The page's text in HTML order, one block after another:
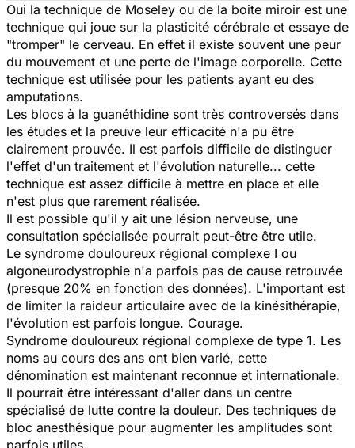
Oui la technique de Moseley ou de la boite miroir est une
technique qui joue sur la plasticité cérébrale et essaye de
"tromper" le cerveau. En effet il existe souvent une peur
du mouvement et une perte de l'image corporelle. Cette
technique est utilisée pour les patients ayant eu des
amputations.
Les blocs à la guanéthidine sont très controversés dans
les études et la preuve leur efficacité n'a pu être
clairement prouvée. Il est parfois difficile de distinguer
l'effet d'un traitement et l'évolution naturelle... cette
technique est assez difficile à mettre en place et elle
n'est plus que rarement réalisée.
Il est possible qu'il y ait une lésion nerveuse, une
consultation spécialisée pourrait peut-être être utile.
Le syndrome douloureux régional complexe I ou
algoneurodystrophie n'a parfois pas de cause retrouvée
(presque 20% en fonction des données). L'important est
de limiter la raideur articulaire avec de la kinésithérapie,
l'évolution est parfois longue. Courage.
Syndrome douloureux régional complexe de type 1. Les
noms au cours des ans ont bien varié, cette
dénomination est maintenant reconnue et internationale.
Il pourrait être intéressant d'aller dans un centre
spécialisé de lutte contre la douleur. Des techniques de
bloc anesthésique pour augmenter les amplitudes sont
parfois utiles.